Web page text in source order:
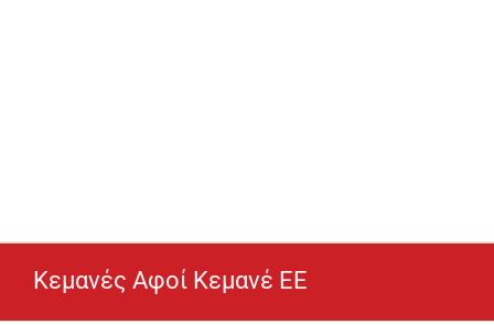
Κεμανές Αφοί Κεμανέ ΕΕ